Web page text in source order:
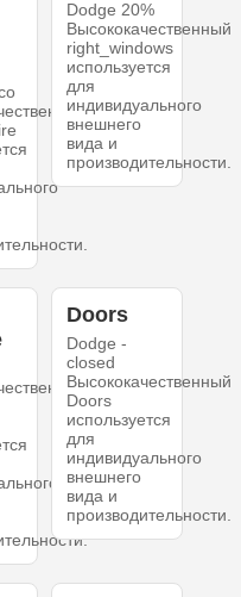
Dodge 20%
Высококачественный
right_windows
используется
для
индивидуального
внешнего
вида и
производительности.
Doors
Dodge -
closed
Высококачественный
Doors
используется
для
индивидуального
внешнего
вида и
производительности.